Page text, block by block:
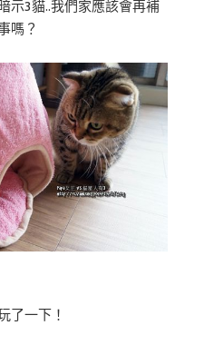
3貓..我們家應該會再補
嗎？
了一下！